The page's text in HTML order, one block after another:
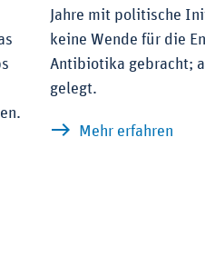
für mehr neue
Jahre mit politische
keine Wende für die
Antibiotika gebracht;
gelegt.
Mehr erfahren